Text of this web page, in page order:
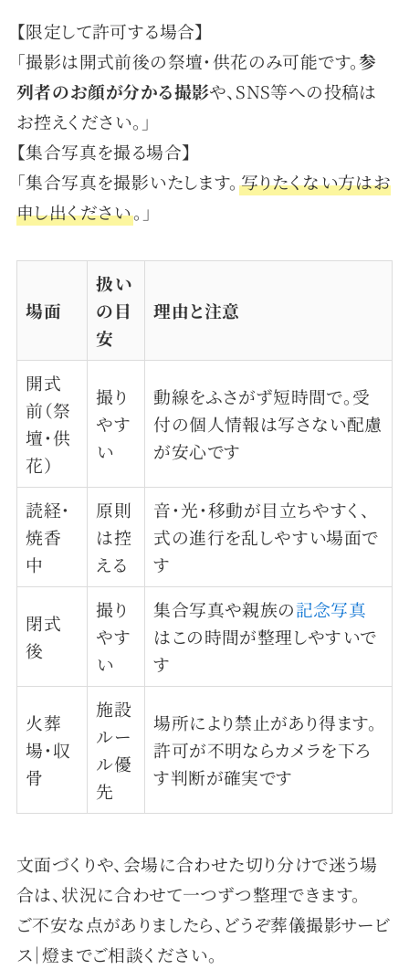
【限定して許可する場合】
「撮影は開式前後の祭壇・供花のみ可能です。参
列者のお顔が分かる撮影や、SNS等への投稿は
お控えください。」
【集合写真を撮る場合】
「集合写真を撮影いたします。 写りたくない方はお
申し出ください。」
場面
扱い
の目
安
理由と注意
開式
前（祭
壇・供
花）
撮り
やす
い
動線をふさがず短時間で。受
付の個人情報は写さない配慮
が安心です
読経・
焼香
中
原則
は控
える
音・光・移動が目立ちやすく、
式の進行を乱しやすい場面で
す
閉式
後
撮り
やす
い
集合写真や親族の記念写真
はこの時間が整理しやすいで
す
火葬
場・収
骨
施設
ルー
ル優
先
場所により禁止があり得ます。
許可が不明ならカメラを下ろ
す判断が確実です
文面づくりや、会場に合わせた切り分けで迷う場
合は、状況に合わせて一つずつ整理できます。
ご不安な点がありましたら、どうぞ葬儀撮影サービ
ス｜燈までご相談ください。